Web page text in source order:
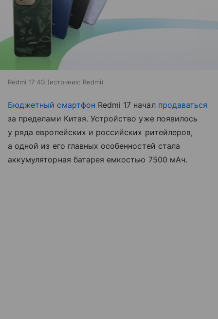
Redmi 17 4G источник: Redmi
Бюджетный смартфон Redmi 17 начал продаваться
за пределами Китая. Устройство уже появилось
у ряда европейских и российских ритейлеров,
а одной из его главных особенностей стала
аккумуляторная батарея емкостью 7500 мАч.